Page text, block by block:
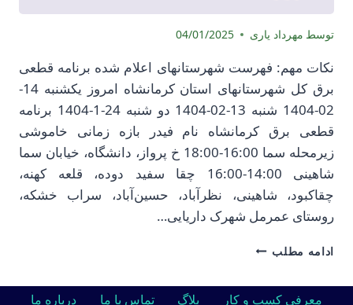
توسط مهرداد یاری 04/01/2025
نکات مهم: فهرست شهرستانهای اعلام شده برنامه قطعی
برق کل شهرستانهای استان کرمانشاه امروز یکشنبه 14-
02-1404 شنبه 13-02-1404 دو شنبه 24-1-1404 برنامه
قطعی برق کرمانشاه نام فیدر بازه زمانی خاموشی
زیرمحله سما 16:00-18:00 خ پرواز، دانشگاه، خیابان سما
شاهینی 14:00-16:00 چقا سفید دوده، قلعه کهنه،
چقاکبود، شاهینی، نظرآباد، حسین‌آباد، سراب خشکه،
روستای عمرمل شهرک داریایی…
ادامه مطلب برنامه
استان
معرفی کسب و کار بلاگ تماس با ما درباره ما